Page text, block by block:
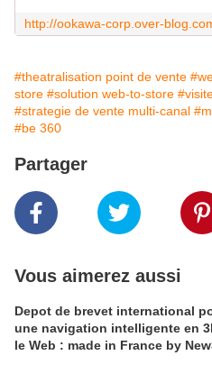
#theatralisation point de vente
store #solution web-to-store
#strategie de vente multi-canal
#be 360
Partager
Vous aimerez aussi
Depot de brevet international
une navigation intelligente en
le Web : made in France by